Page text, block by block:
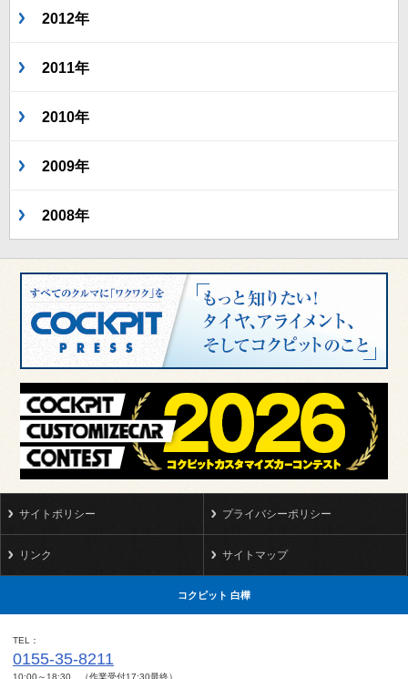
2012年
2011年
2010年
2009年
2008年
サイトポリシー プライバシーポリシー
リンク サイトマップ
コクピット 白樺
TEL
0155-35-8211
10:00～18:30 （作業受付17:30最終）